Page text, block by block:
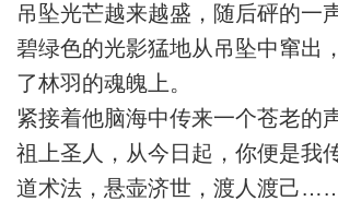
吊坠光芒越来越盛，随后砰的一
碧绿色的光影猛地从吊坠中窜出
了林羽的魂魄上。
紧接着他脑海中传来一个苍老的
祖上圣人，从今日起，你便是我
道术法，悬壶济世，渡人渡己